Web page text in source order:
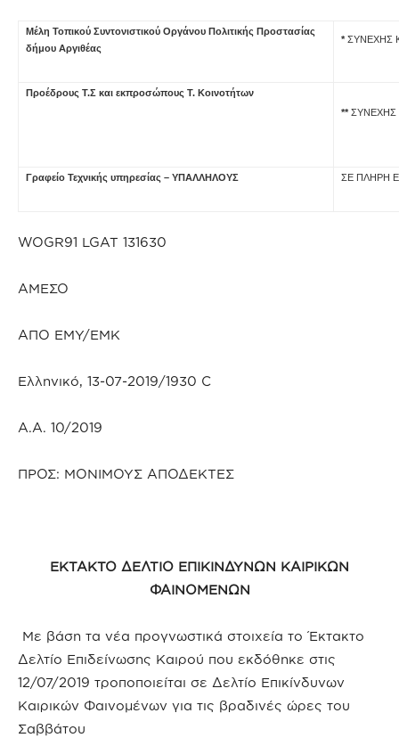
Mέλη Τοπικού Συντονιστικού Οργάνου Πολιτικής Προστασίας
δήμου Αργιθέας
* ΣΥΝΕΧHΣ
Προέδρους Τ.Σ και εκπροσώπους Τ. Κοινοτήτων
** ΣΥΝΕΧΗΣ
Γραφείο Τεχνικής υπηρεσίας – ΥΠΑΛΛΗΛΟΥΣ ΣΕ ΠΛΗΡΗ
WOGR91 LGAT 131630
ΑΜΕΣΟ
ΑΠΟ ΕΜΥ/ΕΜΚ
Ελληνικό, 13-07-2019/1930 C
Α.Α. 10/2019
ΠΡΟΣ: ΜΟΝΙΜΟΥΣ ΑΠΟΔΕΚΤΕΣ
ΕΚΤΑΚΤΟ ΔΕΛΤΙΟ ΕΠΙΚΙΝΔΥΝΩΝ ΚΑΙΡΙΚΩΝ
ΦΑΙΝΟΜΕΝΩΝ
Με βάση τα νέα προγνωστικά στοιχεία το Έκτακτο
Δελτίο Επιδείνωσης Καιρού που εκδόθηκε στις
12/07/2019 τροποποιείται σε Δελτίο Επικίνδυνων
Καιρικών Φαινομένων για τις βραδινές ώρες του
Σαββάτου